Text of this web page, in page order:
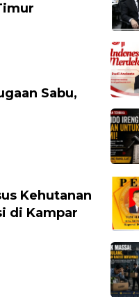
Sabu,
Kehutanan
di Kampar